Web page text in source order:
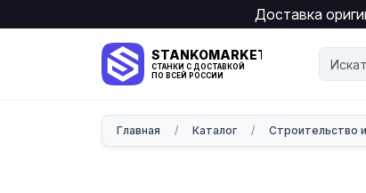
Доставка
STANKOMARKET
СТАНКИ С ДОСТАВКОЙ
ПО ВСЕЙ РОССИИ
Главная / Каталог / Строительство